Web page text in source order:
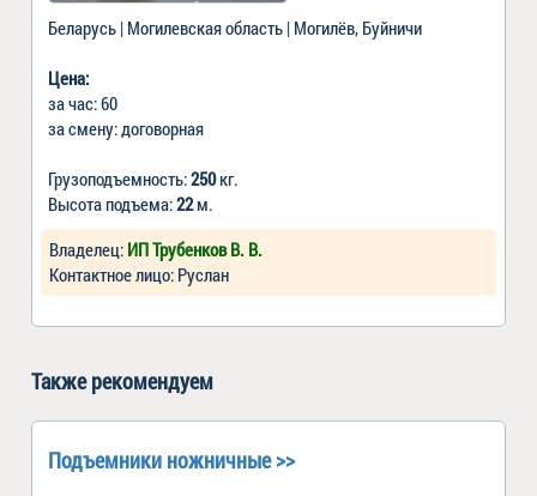
Беларусь | Могилевская область | Могилёв, Буйничи
Цена:
за час: 60
за смену: договорная
Грузоподъемность:250кг.
Высота подъема:22м.
Владелец: ИП Трубенков В. В.
Контактное лицо: Руслан
Также рекомендуем
Подъемники ножничные >>